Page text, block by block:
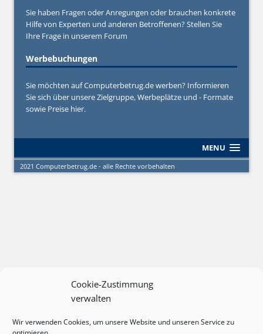
Cookie-Zustimmung
verwalten
Wir verwenden Cookies, um unsere Website und unseren Service zu
Sie haben Fragen oder Anregungen oder brauchen konkrete
Hilfe von Experten und anderen Betroffenen? Stellen Sie
Ihre Frage in unserem Forum
Werbebuchungen
Sie möchten auf Computerbetrug.de werben? Informieren
Sie sich über unsere Zielgruppe, Werbeplätze und - Formate
sowie Preise hier.
MENU
2021 Computerbetrug.de - alle Rechte vorbehalten